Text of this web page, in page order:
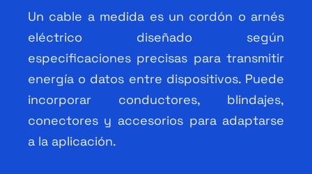
Nuestro grupo
Search
for:
Español
Un cable a medida es un cordón o arnés
eléctrico diseñado según
especificaciones precisas para transmitir
energía o datos entre dispositivos. Puede
incorporar conductores, blindajes,
conectores y accesorios para adaptarse
a la aplicación.